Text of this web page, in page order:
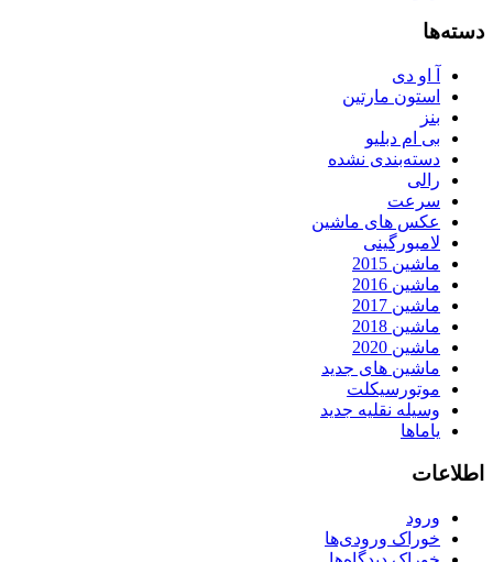
دسته‌ها
آ او دی
استون مارتین
بنز
بی ام دبلیو
دسته‌بندی نشده
رالی
سرعت
عکس های ماشین
لامبورگینی
ماشین 2015
ماشین 2016
ماشین 2017
ماشین 2018
ماشین 2020
ماشین های جدید
موتورسیکلت
وسیله نقلیه جدید
یاماها
اطلاعات
ورود
خوراک ورودی‌ها